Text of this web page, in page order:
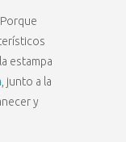
estampa
, junto a la
y